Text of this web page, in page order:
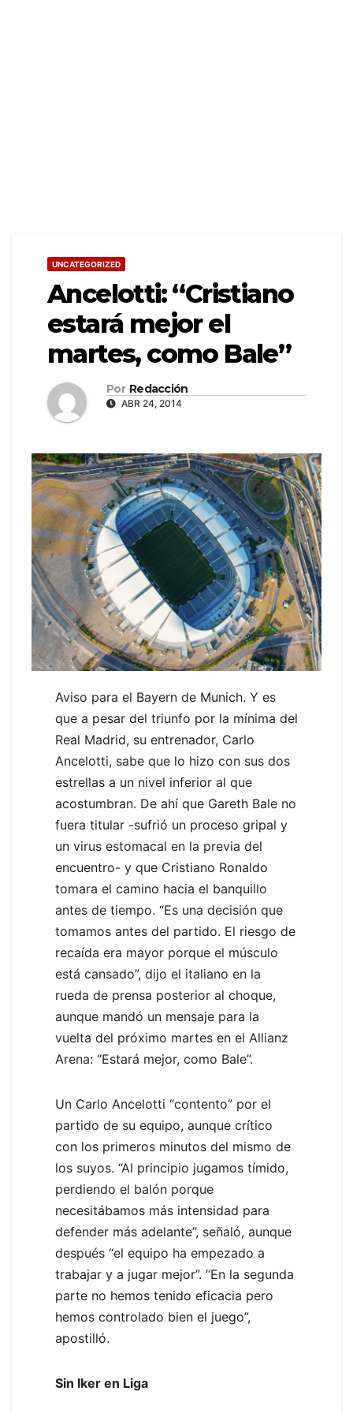
UNCATEGORIZED
Ancelotti: “Cristiano
estará mejor el
martes, como Bale”
Por Redacción
ABR 24, 2014
Aviso para el Bayern de Munich. Y es
que a pesar del triunfo por la mínima del
Real Madrid, su entrenador, Carlo
Ancelotti, sabe que lo hizo con sus dos
estrellas a un nivel inferior al que
acostumbran. De ahí que Gareth Bale no
fuera titular -sufrió un proceso gripal y
un virus estomacal en la previa del
encuentro- y que Cristiano Ronaldo
tomara el camino hacia el banquillo
antes de tiempo. “Es una decisión que
tomamos antes del partido. El riesgo de
recaída era mayor porque el músculo
está cansado”, dijo el italiano en la
rueda de prensa posterior al choque,
aunque mandó un mensaje para la
vuelta del próximo martes en el Allianz
Arena: “Estará mejor, como Bale”.
Un Carlo Ancelotti “contento” por el
partido de su equipo, aunque crítico
con los primeros minutos del mismo de
los suyos. “Al principio jugamos tímido,
perdiendo el balón porque
necesitábamos más intensidad para
defender más adelante”, señaló, aunque
después “el equipo ha empezado a
trabajar y a jugar mejor”. “En la segunda
parte no hemos tenido eficacia pero
hemos controlado bien el juego”,
apostilló.
Sin Iker en Liga